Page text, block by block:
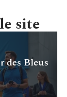
site
des Bleus